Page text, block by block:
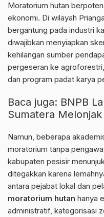
Moratorium hutan
ekonomi. Di wilayah
bergantung pada industri
diwajibkan menyiapkan
kehilangan sumber
pergeseran ke
dan program padat karya
Baca juga: BNPB
Sumatera
Namun, beberapa
moratorium tanpa
kabupaten pesisir
ditegakkan karena
antara pejabat lokal dan
moratorium hutan hanya
administratif, kategorisasi